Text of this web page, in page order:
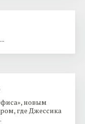
новым
где Джессика